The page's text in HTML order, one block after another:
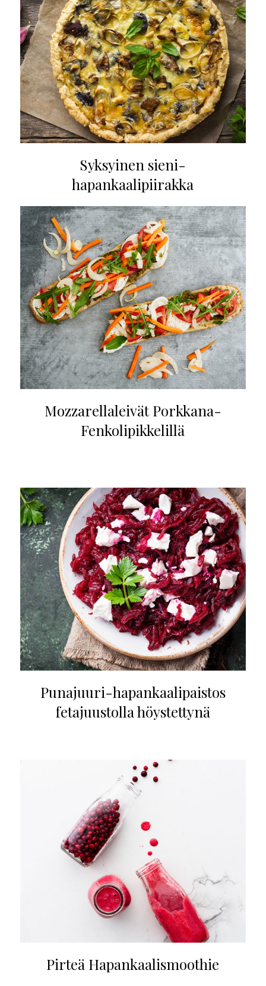
Syksyinen sieni-
hapankaalipiirakka
Mozzarellaleivät Porkkana-
Fenkolipikkelillä
Punajuuri-hapankaalipaistos
fetajuustolla höystettynä
Pirteä Hapankaalismoothie